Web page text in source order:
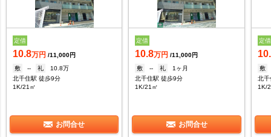
定借
10.8万円 /11,000円
敷
-- 礼
10.8万
北千住駅 徒歩9分
1K/21㎡
お問合せ
定借
10.8万円 /11,000円
敷
-- 礼
1ヶ月
北千住駅 徒歩9分
1K/21㎡
お問合せ
定借
敷
北千
1K/